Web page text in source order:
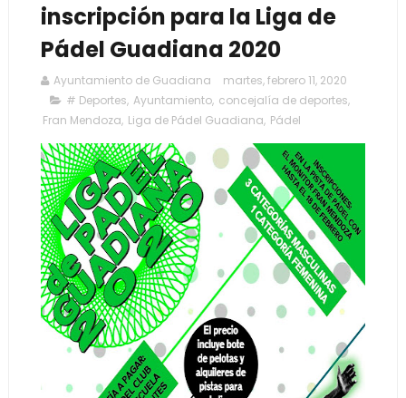
inscripción para la Liga de
Pádel Guadiana 2020
Ayuntamiento de Guadiana
martes, febrero 11, 2020
# Deportes, Ayuntamiento, concejalía de deportes,
Fran Mendoza, Liga de Pádel Guadiana, Pádel